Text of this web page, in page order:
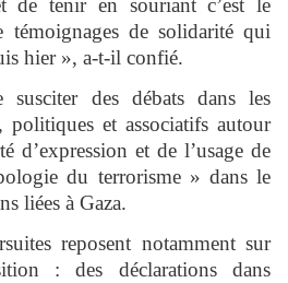
de tenir en souriant c’est le
témoignages de solidarité qui
hier », a-t-il confié.
susciter des débats dans les
politiques et associatifs autour
d’expression et de l’usage de
du terrorisme » dans le
liées à Gaza.
reposent notamment sur
: des déclarations dans